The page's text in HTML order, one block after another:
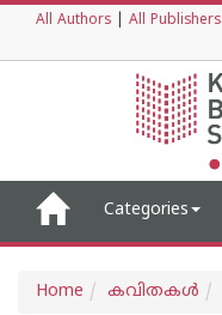
All Authors All Publishers
Categories
Home കവിതകള്‍